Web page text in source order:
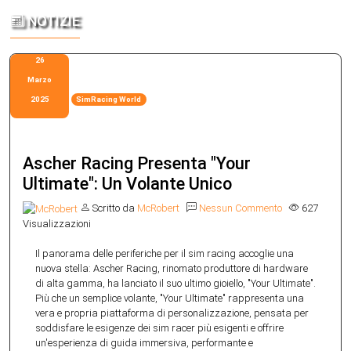
piccolo aggiornamento V1.6.9.91 per
COMMUNITY
Project Motor
ESTERNE, MULTIPLAYER UGC
Contenuti, Livree Esterne, Multiplayer
VR L'Early Access di Assetto Corsa
DELLA FISICA
Assetto Corsa
NOTIZIE
26
Marzo
2025 SimRacing World
Ascher Racing Presenta "Your
Ultimate": Un Volante Unico
Scritto da McRobert Nessun Commento
627
Visualizzazioni
Il panorama delle periferiche per il sim racing accoglie una
nuova stella: Ascher Racing, rinomato produttore di hardware
di alta gamma, ha lanciato il suo ultimo gioiello, "Your Ultimate".
Più che un semplice volante, "Your Ultimate" rappresenta una
vera e propria piattaforma di personalizzazione, pensata per
soddisfare le esigenze dei sim racer più esigenti e offrire
un'esperienza di guida immersiva, performante e